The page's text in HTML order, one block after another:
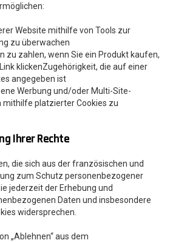
Website mithilfe von Tools zur
zu überwachen
zu zahlen, wenn Sie ein Produkt kaufen,
klickenZugehörigkeit, die auf einer
angegeben ist
Werbung und/oder Multi-Site-
mithilfe platzierter Cookies zu
Ihrer Rechte
die sich aus der französischen und
zum Schutz personenbezogener
jederzeit der Erhebung und
Daten und insbesondere
widersprechen.
„Ablehnen“ aus dem